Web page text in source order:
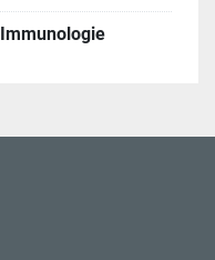
Immunologie